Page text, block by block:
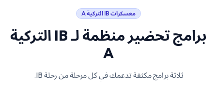
معسكرات IB التركية A
برامج تحضير منظمة لـ
IB التركية
A
ثلاثة برامج مكثفة تدعمك في كل مرحلة من رحلة IB.